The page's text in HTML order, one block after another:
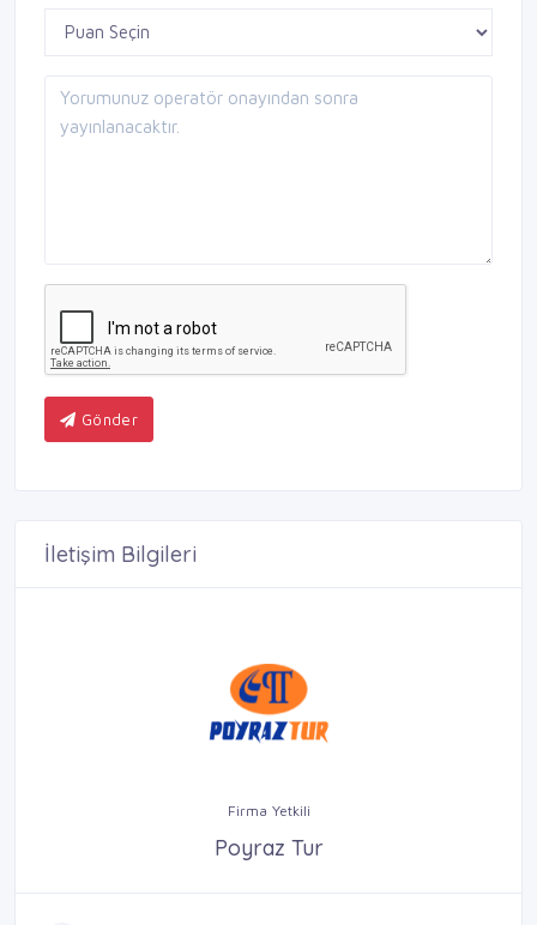
Gönder
İletişim Bilgileri
Firma Yetkili
Poyraz Tur